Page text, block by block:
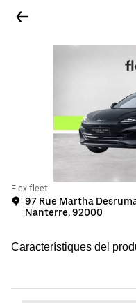
Flexifleet
97 Rue Martha
Nanterre, 92000
Característiques del